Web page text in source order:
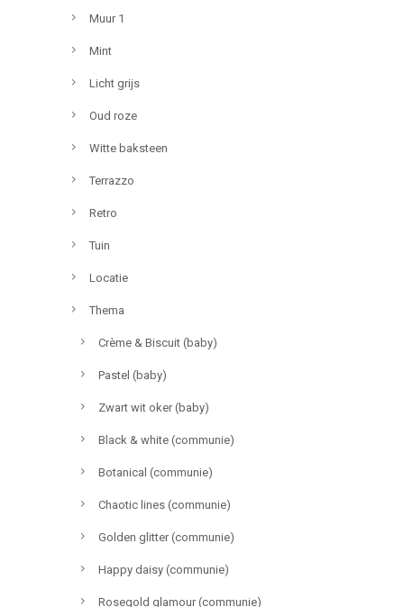
Muur 1
Mint
Licht grijs
Oud roze
Witte baksteen
Terrazzo
Retro
Tuin
Locatie
Thema
Crème & Biscuit (baby)
Pastel (baby)
Zwart wit oker (baby)
Black & white (communie)
Botanical (communie)
Chaotic lines (communie)
Golden glitter (communie)
Happy daisy (communie)
Rosegold glamour (communie)